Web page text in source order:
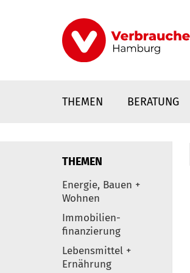
THEMEN BERATUNG
Elemente
THEMEN
Energie, Bauen +
Wohnen
Immobilien-
finanzierung
Lebensmittel +
Ernährung